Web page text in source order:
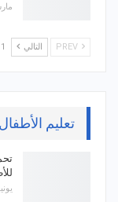
مارس
التالي 1 of 95
تعليم الأطفال
يونيو 30,